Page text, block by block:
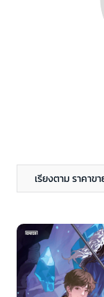
เรียงตาม ราคาข